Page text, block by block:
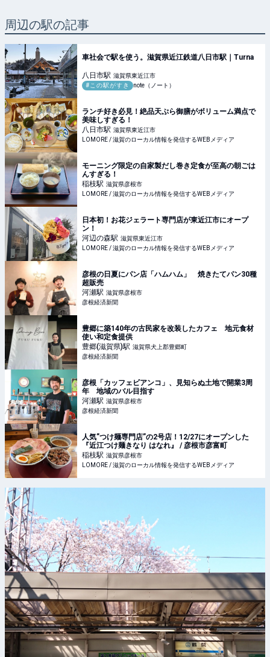
周辺の駅の記事
車社会で駅を使う。滋賀県近江鉄道八日市駅｜Turna
八日市駅 滋賀県東近江市
#この駅がすき
note（ノート）
ランチ好き必見！絶品天ぷら御膳がボリューム満点で
美味しすぎる！
八日市駅 滋賀県東近江市
LOMORE / 滋賀のローカル情報を発信するWEBメディア
モーニング限定の自家製だし巻き定食が至高の朝ごは
んすぎる！
稲枝駅 滋賀県彦根市
LOMORE / 滋賀のローカル情報を発信するWEBメディア
日本初！お花ジェラート専門店が東近江市にオープ
ン！
河辺の森駅 滋賀県東近江市
LOMORE / 滋賀のローカル情報を発信するWEBメディア
彦根の日夏にパン店「ハムハム」 焼きたてパン30種
超販売
河瀬駅 滋賀県彦根市
彦根経済新聞
豊郷に築140年の古民家を改装したカフェ 地元食材
使い和定食提供
豊郷(滋賀県)駅 滋賀県犬上郡豊郷町
彦根経済新聞
彦根「カッフェビアンコ」、見知らぬ土地で開業3周
年 地域のバル目指す
河瀬駅 滋賀県彦根市
彦根経済新聞
人気”つけ麺専門店”の2号店！12/27にオープンした
『近江つけ麺きなり はなれ』 / 彦根市彦富町
稲枝駅 滋賀県彦根市
LOMORE / 滋賀のローカル情報を発信するWEBメディア